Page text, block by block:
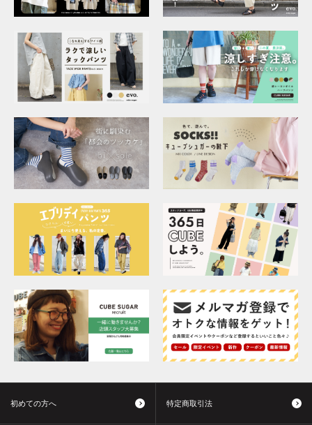
初めての方へ 特定商取引法